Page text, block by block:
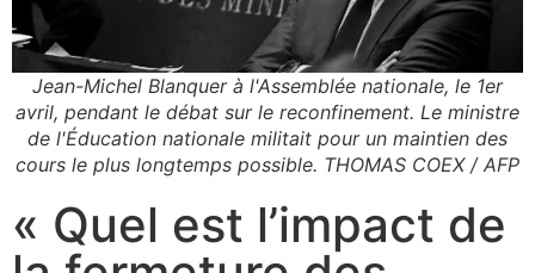
Jean-Michel Blanquer à l'Assemblée nationale, le 1er
avril, pendant le débat sur le reconfinement. Le ministre
de l'Éducation nationale militait pour un maintien des
cours le plus longtemps possible. THOMAS COEX / AFP
« Quel est l’impact de